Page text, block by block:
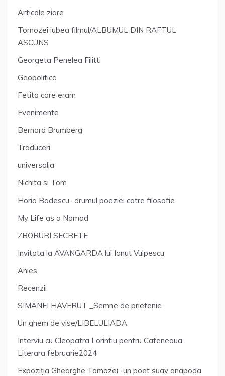
Articole ziare
Tomozei iubea filmul/ALBUMUL DIN RAFTUL
ASCUNS
Georgeta Penelea Filitti
Geopolitica
Fetita care eram
Evenimente
Bernard Brumberg
Traduceri
universalia
Nichita si Tom
Horia Badescu- drumul poeziei catre filosofie
My Life as a Nomad
ZBORURI SECRETE
Invitata la AVANGARDA lui Ionut Vulpescu
Anies
Recenzii
SIMANEI HAVERUT _Semne de prietenie
Un ghem de vise/LIBELULIADA
Interviu cu Cleopatra Lorintiu pentru Cafeneaua
Literara februarie2024
Expoziția Gheorghe Tomozei -un poet suav anapoda